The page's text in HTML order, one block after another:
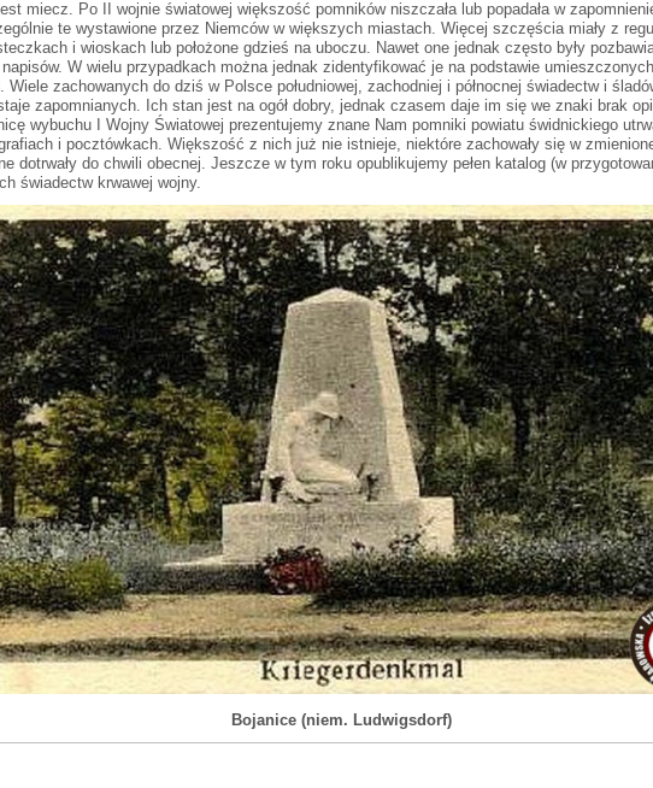
miecz. Po II wojnie światowej większość pomników niszczała lub popadała w
te wystawione przez Niemców w większych miastach. Więcej szczęścia miały z
i wioskach lub położone gdzieś na uboczu. Nawet one jednak często były
W wielu przypadkach można jednak zidentyfikować je na podstawie
Wiele zachowanych do dziś w Polsce południowej, zachodniej i północnej świadectw i
zapomnianych. Ich stan jest na ogół dobry, jednak czasem daje im się we znaki brak
wybuchu I Wojny Światowej prezentujemy znane Nam pomniki powiatu świdnickiego
i pocztówkach. Większość z nich już nie istnieje, niektóre zachowały się w
dotrwały do chwili obecnej. Jeszcze w tym roku opublikujemy pełen katalog (w
świadectw krwawej wojny.
Bojanice (niem. Ludwigsdorf)